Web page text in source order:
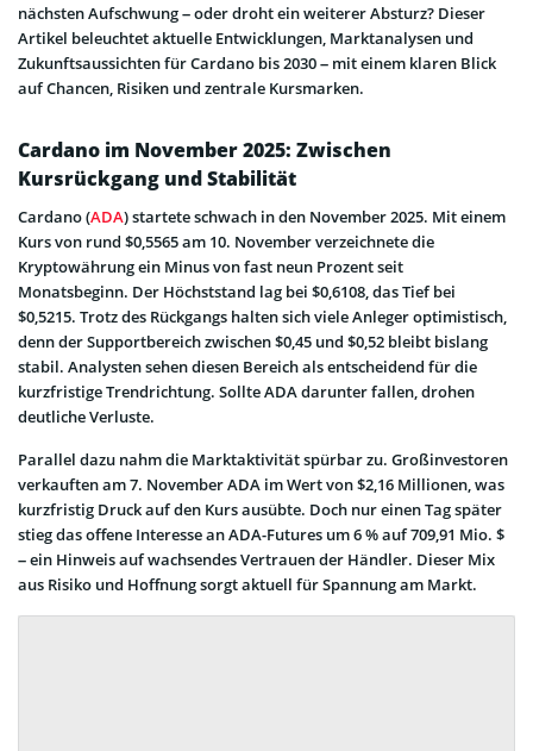
nächsten Aufschwung – oder droht ein weiterer Absturz? Dieser
Artikel beleuchtet aktuelle Entwicklungen, Marktanalysen und
Zukunftsaussichten für Cardano bis 2030 – mit einem klaren Blick
auf Chancen, Risiken und zentrale Kursmarken.
Cardano im November 2025: Zwischen
Kursrückgang und Stabilität
Cardano (ADA) startete schwach in den November 2025. Mit einem
Kurs von rund $0,5565 am 10. November verzeichnete die
Kryptowährung ein Minus von fast neun Prozent seit
Monatsbeginn. Der Höchststand lag bei $0,6108, das Tief bei
$0,5215. Trotz des Rückgangs halten sich viele Anleger optimistisch,
denn der Supportbereich zwischen $0,45 und $0,52 bleibt bislang
stabil. Analysten sehen diesen Bereich als entscheidend für die
kurzfristige Trendrichtung. Sollte ADA darunter fallen, drohen
deutliche Verluste.
Parallel dazu nahm die Marktaktivität spürbar zu. Großinvestoren
verkauften am 7. November ADA im Wert von $2,16 Millionen, was
kurzfristig Druck auf den Kurs ausübte. Doch nur einen Tag später
stieg das offene Interesse an ADA-Futures um 6 % auf 709,91 Mio. $
– ein Hinweis auf wachsendes Vertrauen der Händler. Dieser Mix
aus Risiko und Hoffnung sorgt aktuell für Spannung am Markt.